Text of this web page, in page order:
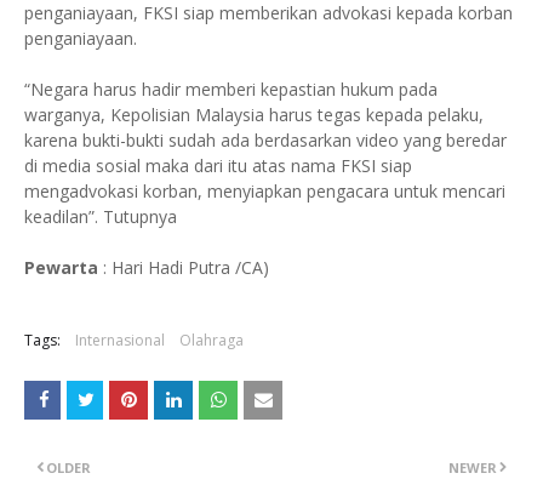
penganiayaan, FKSI siap memberikan advokasi kepada korban
penganiayaan.
“Negara harus hadir memberi kepastian hukum pada
warganya, Kepolisian Malaysia harus tegas kepada pelaku,
karena bukti-bukti sudah ada berdasarkan video yang beredar
di media sosial maka dari itu atas nama FKSI siap
mengadvokasi korban, menyiapkan pengacara untuk mencari
keadilan”. Tutupnya
Pewarta : Hari Hadi Putra /CA)
Tags: Internasional Olahraga
NEWER
OLDER